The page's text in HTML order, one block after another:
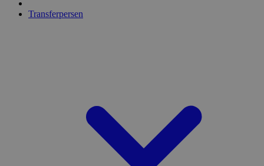
Transferpersen